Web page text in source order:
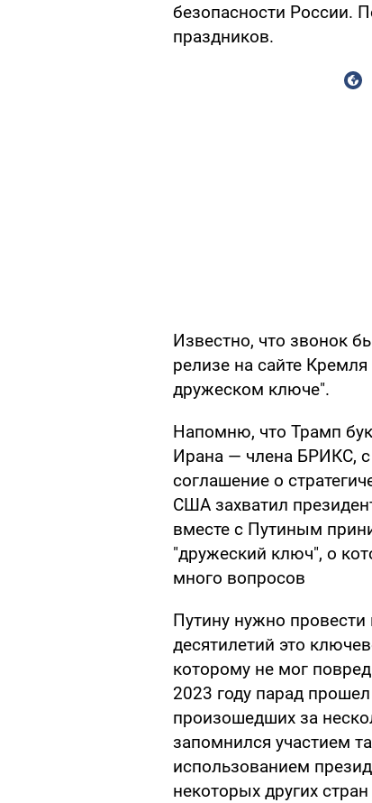
безопасности России.
праздников.
Известно, что звонок
релизе на сайте
дружеском ключе".
Напомню, что Трамп
Ирана — члена БРИКС,
соглашение о
США захватил
вместе с Путиным
"дружеский ключ", о
много вопросов
Путину нужно
десятилетий это
которому не мог
2023 году парад
произошедших за
запомнился участием
использованием
некоторых других